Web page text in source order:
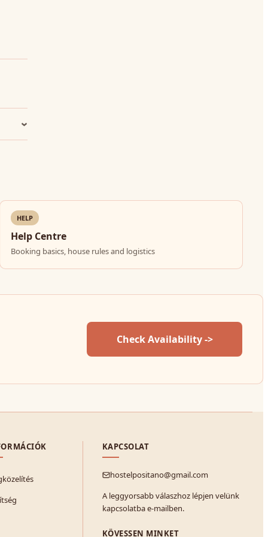
HELP
Help Centre
Booking basics, house rules and logistics
Check Availability ->
KAPCSOLAT
hostelpositano@gmail.com
A leggyorsabb válaszhoz lépjen velünk
kapcsolatba e-mailben.
KÖVESSEN MINKET